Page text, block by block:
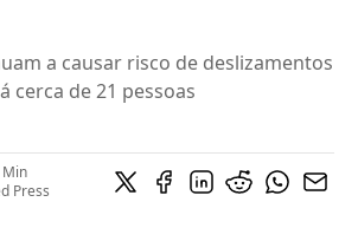
a causar risco de deslizamentos
cerca de 21 pessoas
Press